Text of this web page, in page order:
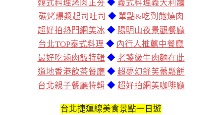
韓式料理烤肉正夯 ◆ 義式料理義大利麵
碳烤爆漿起司吐司 ◆ 單點&吃到飽燒肉
超好拍熱門網美冰 ◆ 陽明山夜景觀餐廳
台北TOP泰式料理 ◆ 內行人推薦中餐廳
最好吃滷肉飯特輯 ◆ 老饕級牛肉麵在此
道地香港飲茶餐廳 ◆ 超夢幻舒芙蕾鬆餅
台北親子餐廳特輯 ◆ 超好拍網美咖啡廳
台北捷運線美食景點一日遊